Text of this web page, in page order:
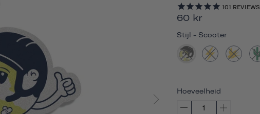
101 REVIEWS
60 kr
Stijl - Scooter
Hoeveelheid